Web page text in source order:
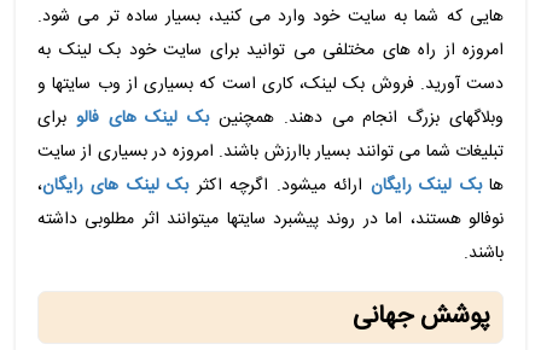
هایی که شما به سایت خود وارد می کنید، بسیار ساده تر می شود.
امروزه از راه های مختلفی می توانید برای سایت خود بک لینک به
دست آورید. فروش بک لینک، کاری است که بسیاری از وب سایتها و
وبلاگهای بزرگ انجام می دهند. همچنینبک لینک های فالو برای
تبلیغات شما می توانند بسیار باارزش باشند. امروزه در بسیاری از سایت
هابک لینک رایگان ارائه میشود. اگرچه اکثربک لینک های رایگان،
نوفالو هستند، اما در روند پیشبرد سایتها میتوانند اثر مطلوبی داشته
باشند.
پوشش جهانی